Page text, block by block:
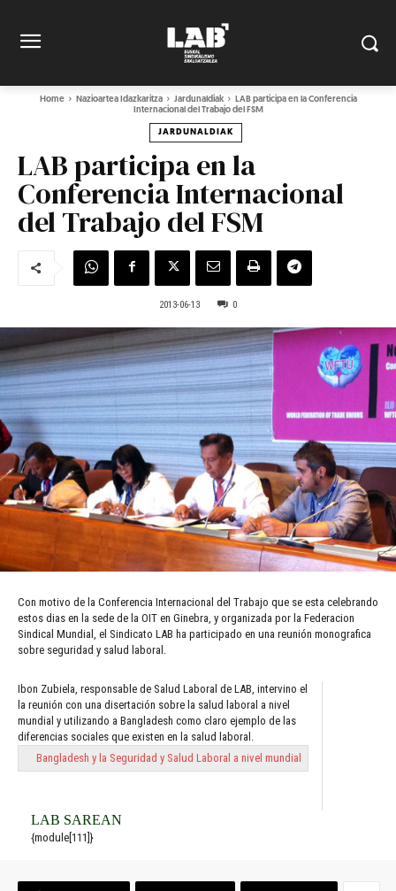
Home Nazioartea Idazkaritza Jardunaldiak
LAB participa en la Conferencia
Internacional del Trabajo del FSM
JARDUNALDIAK
LAB participa en la
Conferencia Internacional
del Trabajo del FSM
2013-06-13 0
Con motivo de la Conferencia Internacional del Trabajo que se esta celebrando
estos dias en la sede de la OIT en Ginebra, y organizada por la Federacion
Sindical Mundial, el Sindicato LAB ha participado en una reunión monografica
sobre seguridad y salud laboral.
Ibon Zubiela, responsable de Salud Laboral de LAB, intervino el
la reunión con una disertación sobre la salud laboral a nivel
mundial y utilizando a Bangladesh como claro ejemplo de las
diferencias sociales que existen en la salud laboral.
Bangladesh y la Seguridad y Salud Laboral a nivel mundial
LAB SAREAN
{module[111]}